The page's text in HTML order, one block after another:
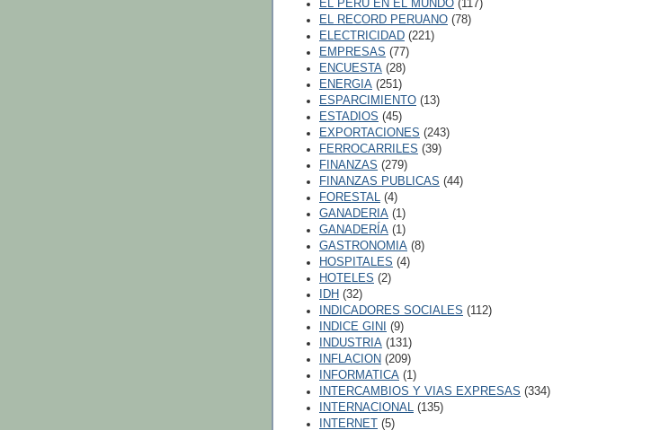
EL PERÚ EN EL MUNDO (117)
EL RECORD PERUANO (78)
ELECTRICIDAD (221)
EMPRESAS (77)
ENCUESTA (28)
ENERGIA (251)
ESPARCIMIENTO (13)
ESTADIOS (45)
EXPORTACIONES (243)
FERROCARRILES (39)
FINANZAS (279)
FINANZAS PUBLICAS (44)
FORESTAL (4)
GANADERIA (1)
GANADERÍA (1)
GASTRONOMIA (8)
HOSPITALES (4)
HOTELES (2)
IDH (32)
INDICADORES SOCIALES (112)
INDICE GINI
(9)
INDUSTRIA (131)
INFLACION (209)
INFORMATICA (1)
INTERCAMBIOS Y VIAS EXPRESAS (334)
INTERNACIONAL (135)
INTERNET (5)